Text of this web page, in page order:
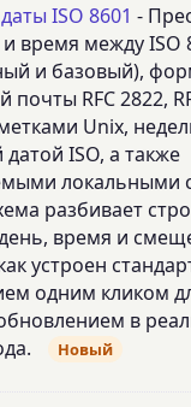
ISO 8601 -
время между ISO
и базовый),
почты RFC 2822,
Unix,
ISO, а также
локальными
разбивает
время и
устроен
одним кликом
в
Новый